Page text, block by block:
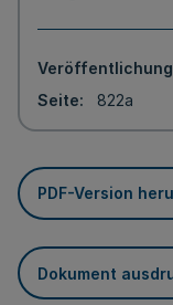
Seite
822a
PDF-Version
Dokument